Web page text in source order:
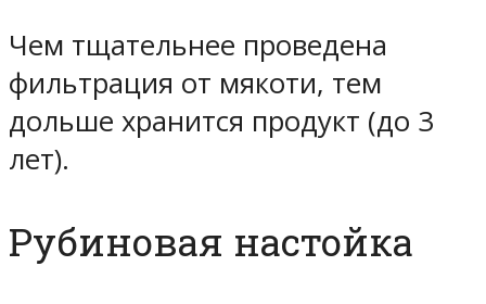
Чем тщательнее проведена
фильтрация от мякоти, тем
дольше хранится продукт (до 3
лет).
Рубиновая настойка